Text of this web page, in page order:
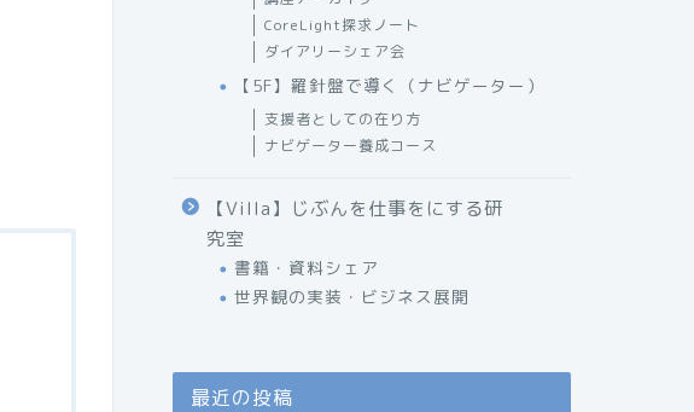
CoreLight探求ノート
ダイアリーシェア会
【5F】羅針盤で導く（ナビゲーター）
支援者としての在り方
ナビゲーター養成コース
【Villa】じぶんを仕事をにする研
究室
書籍・資料シェア
世界観の実装・ビジネス展開
最近の投稿